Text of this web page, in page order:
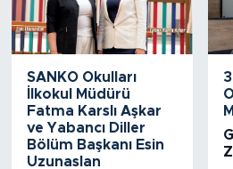
SANKO Okulları
İlkokul Müdürü
Fatma Karslı Aşkar
ve Yabancı Diller
Bölüm Başkanı Esin
Uzunaslan